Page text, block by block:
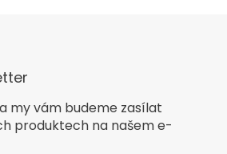
my vám budeme zasílat
produktech na našem e-